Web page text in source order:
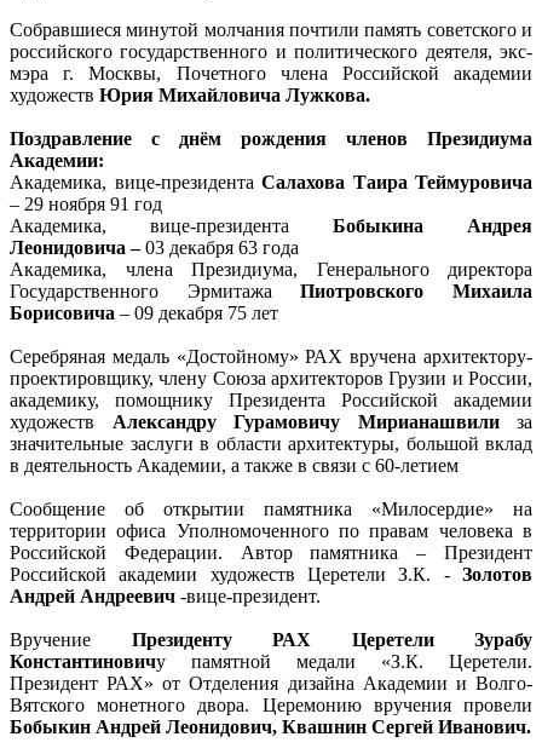
Собравшиеся минутой молчания почтили память советского и
российского государственного и политического деятеля, экс-
мэра г. Москвы, Почетного члена Российской академии
художеств Юрия Михайловича Лужкова.
Поздравление с днём рождения членов Президиума
Академии:
Академика, вице-президента Салахова Таира Теймуровича
– 29 ноября 91 год
Академика, вице-президента Бобыкина Андрея
Леонидовича –03 декабря 63 года
Академика, члена Президиума, Генерального директора
Государственного ЭрмитажаПиотровского Михаила
Борисовича – 09 декабря 75 лет
Серебряная медаль «Достойному» РАХ вручена архитектору-
проектировщику, члену Союза архитекторов Грузии и России,
академику, помощнику Президента Российской академии
художеств Александру Гурамовичу Мирианашвилиза
значительные заслуги в области архитектуры, большой вклад
в деятельность Академии, а также в связи с 60-летием
Сообщение об открытии памятника «Милосердие» на
территории офиса Уполномоченного по правам человека в
Российской Федерации. Автор памятника – Президент
Российской академии художеств Церетели З.К. - Золотов
Андрей Андреевич -вице-президент.
Вручение Президенту РАХ Церетели Зурабу
Константиновичу памятной медали «З.К. Церетели.
Президент РАХ» от Отделения дизайна Академии и Волго-
Вятского монетного двора. Церемонию вручения провели
Бобыкин Андрей Леонидович, Квашнин Сергей Иванович.